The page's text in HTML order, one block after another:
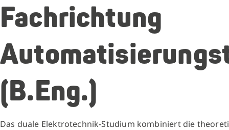
Fachrichtung
(B.Eng.)
Das duale Elektrotechnik-Studium kombiniert die